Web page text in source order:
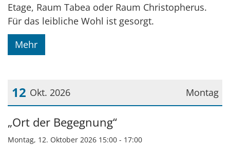
Etage, Raum Tabea oder Raum Christopherus.
Für das leibliche Wohl ist gesorgt.
Mehr
Montag
12 Okt. 2026
Datum: 12. Oktober 2026
„Ort der Begegnung“
Montag, 12. Oktober 2026 15:00 - 17:00